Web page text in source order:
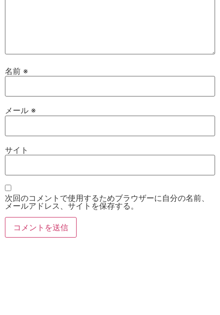
名前 ※
メール ※
サイト
次回のコメントで使用するためブラウザーに自分の名前、
メールアドレス、サイトを保存する。